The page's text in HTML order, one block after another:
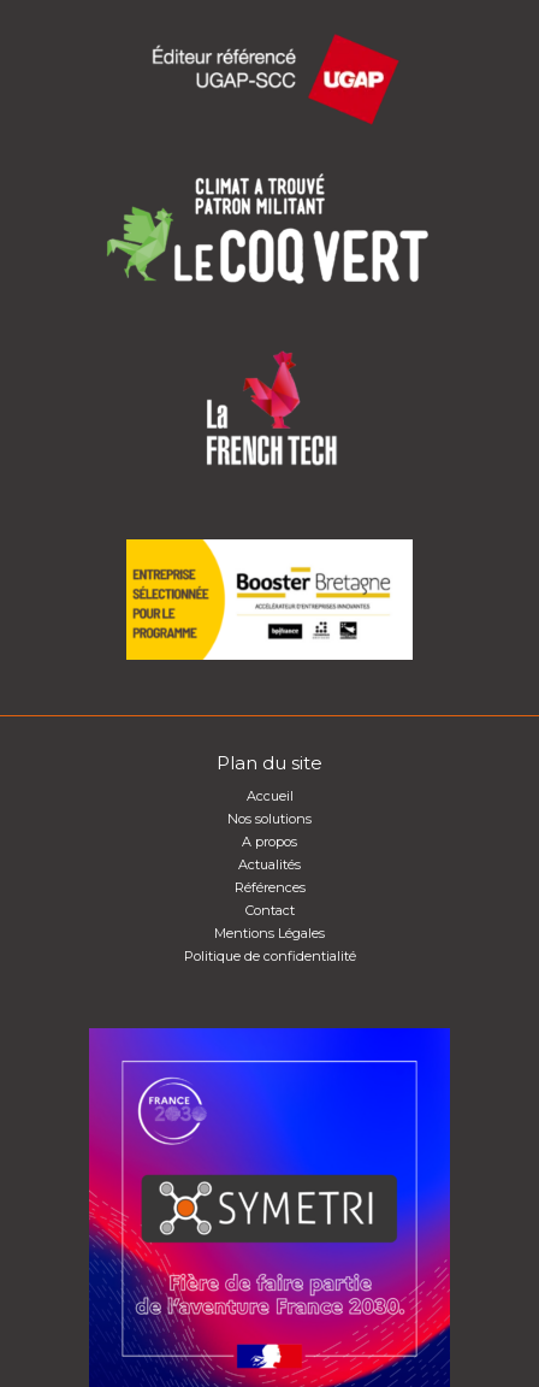
Plan du site
Accueil
Nos solutions
A propos
Actualités
Références
Contact
Mentions Légales
Politique de confidentialité